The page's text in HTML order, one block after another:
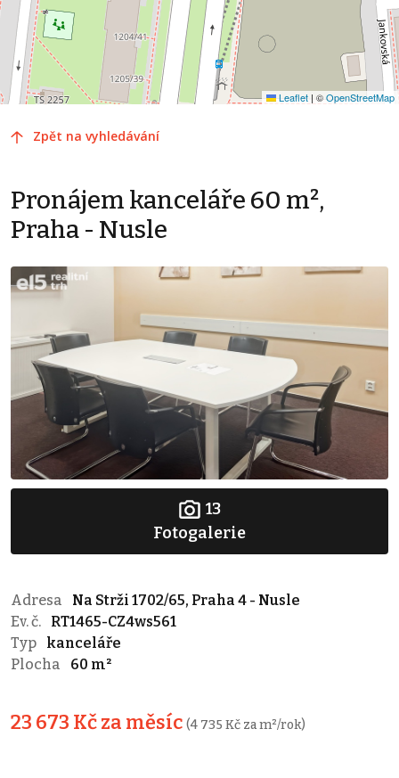
Leaflet | ©OpenStreetMap
Zpět na vyhledávání
Pronájem kanceláře 60 m²,
Praha - Nusle
13
Fotogalerie
Adresa
Na Strži 1702/65, Praha 4 - Nusle
Ev. č.
RT1465-CZ4ws561
Typ
kanceláře
Plocha
60 m²
23 673 Kč za měsíc (4 735 Kč za m²/rok)